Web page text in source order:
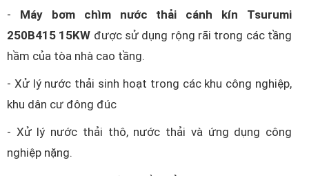
- Máy bơm chìm nước thải cánh kín Tsurumi
250B415 15KW được sử dụng rộng rãi trong các tầng
hầm của tòa nhà cao tầng.
- Xử lý nước thải sinh hoạt trong các khu công nghiệp,
khu dân cư đông đúc
- Xử lý nước thải thô, nước thải và ứng dụng công
nghiệp nặng.